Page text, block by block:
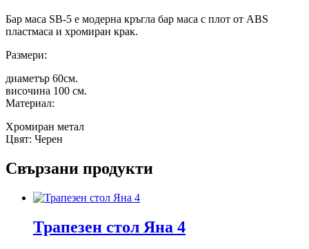
Бар маса SB-5 е модерна кръгла бар маса с плот от АBS
пластмаса и хромиран крак.
Размери:
диаметър 60см.
височина 100 см.
Материал:
Хромиран метал
Цвят: Черен
Свързани продукти
Трапезен стол Яна 4